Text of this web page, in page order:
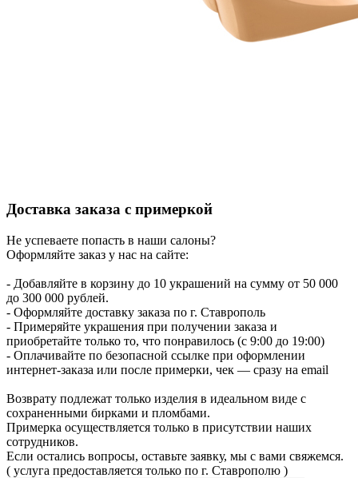
Доставка заказа с примеркой
Не успеваете попасть в наши салоны?
Оформляйте заказ у нас на сайте:
- Добавляйте в корзину до 10 украшений на сумму от 50 000
до 300 000 рублей.
- Оформляйте доставку заказа по г. Ставрополь
- Примеряйте украшения при получении заказа и
приобретайте только то, что понравилось (с 9:00 до 19:00)
- Оплачивайте по безопасной ссылке при оформлении
интернет-заказа или после примерки, чек — сразу на email
Возврату подлежат только изделия в идеальном виде с
сохраненными бирками и пломбами.
Примерка осуществляется только в присутствии наших
сотрудников.
Если остались вопросы, оставьте заявку, мы с вами свяжемся.
( услуга предоставляется только по г. Ставрополю )